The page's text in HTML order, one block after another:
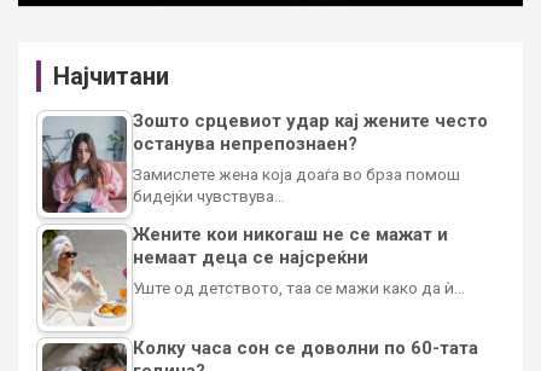
Најчитани
Зошто срцевиот удар кај жените често
останува непрепознаен?
Замислете жена која доаѓа во брза помош
бидејќи чувствува…
Жените кои никогаш не се мажат и
немаат деца се најсреќни
Уште од детството, таа се мажи како да ѝ…
Колку часа сон се доволни по 60-тата